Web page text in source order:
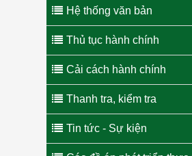
Hệ thống văn bản
Thủ tục hành chính
Cải cách hành chính
Thanh tra, kiểm tra
Tin tức - Sự kiện